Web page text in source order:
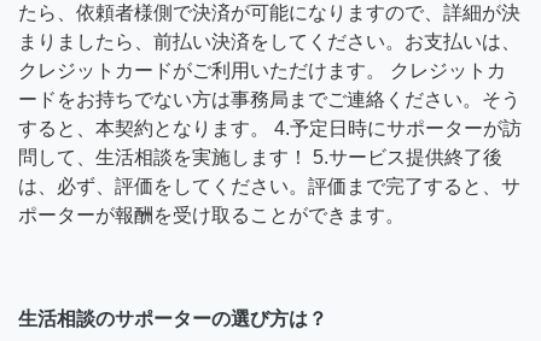
たら、依頼者様側で決済が可能になりますので、詳細が決
まりましたら、前払い決済をしてください。お支払いは、
クレジットカードがご利用いただけます。 クレジットカ
ードをお持ちでない方は事務局までご連絡ください。そう
すると、本契約となります。 4.予定日時にサポーターが訪
問して、生活相談を実施します！ 5.サービス提供終了後
は、必ず、評価をしてください。評価まで完了すると、サ
ポーターが報酬を受け取ることができます。
生活相談のサポーターの選び方は？